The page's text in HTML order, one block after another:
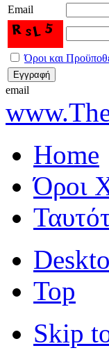
Email
Όροι και
email
Home
Όροι
Top
Skip